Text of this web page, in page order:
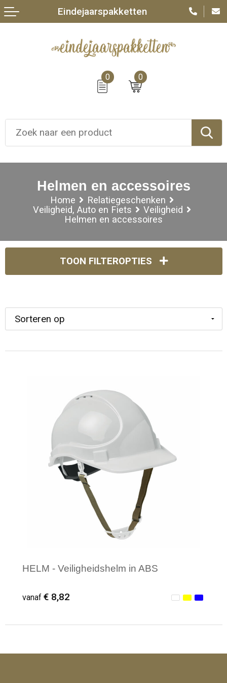
0 0
Eindejaarspakketten
Helmen en accessoires
Home
Relatiegeschenken
Veiligheid, Auto en Fiets
Veiligheid
Helmen en accessoires
TOON FILTEROPTIES
HELM - Veiligheidshelm in ABS
vanaf € 8,82
Minimale afname: 1